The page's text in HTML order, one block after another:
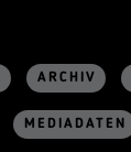
ARCHIV
MEDIADATEN